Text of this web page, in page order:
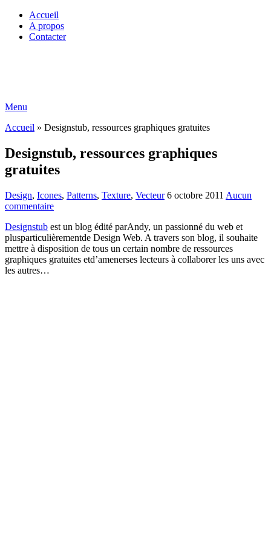
Accueil
A propos
Contacter
Menu
Accueil » Designstub, ressources graphiques gratuites
Designstub, ressources graphiques
gratuites
Design, Icones, Patterns, Texture, Vecteur 6 octobre 2011 Aucun
commentaire
Designstub est un blog édité parAndy, un passionné du web et
plusparticulièrementde Design Web. A travers son blog, il souhaite
mettre à disposition de tous un certain nombre de ressources
graphiques gratuites etd’amenerses lecteurs à collaborer les uns avec
les autres…